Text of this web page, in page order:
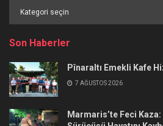
Kategorileri
Son Haberler
Pînaraltı Emekli Kafe
7 AĞUSTOS 2026
Marmaris’te Feci